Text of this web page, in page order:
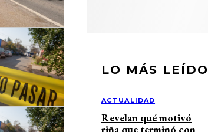
LO MÁS LEÍDO
ACTUALIDAD
Revelan qué motivó